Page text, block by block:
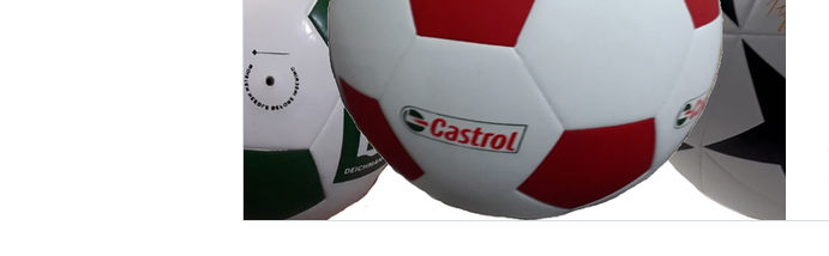
Ürünler Referans Kampanyalar Bülten